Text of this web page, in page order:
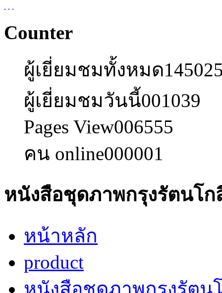
Counter
ผู้เยี่ยมชมทั้งหมด
ผู้เยี่ยมชมวันนี้001039
Pages View006555
คน online000001
หนังสือชุดภาพกรุงรัตนโก
หน้าหลัก
product